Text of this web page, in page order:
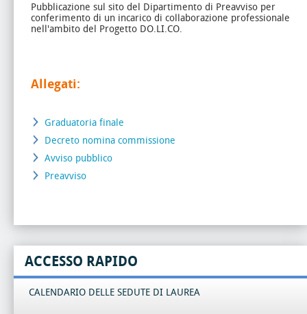
Pubblicazione sul sito del Dipartimento di Preavviso per
conferimento di un incarico di collaborazione professionale
nell'ambito del Progetto DO.LI.CO.
Allegati:
Graduatoria finale
Decreto nomina commissione
Avviso pubblico
Preavviso
ACCESSO RAPIDO
CALENDARIO DELLE SEDUTE DI LAUREA